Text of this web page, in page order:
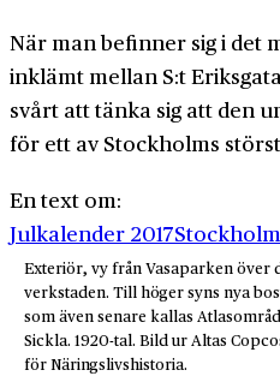
När man befinner sig i det
inklämt mellan S:t
svårt att tänka sig att den
för ett av Stockholms
En text om:
Julkalender 2017
Exteriör, vy från Vasaparken över
verkstaden. Till höger syns nya
som även senare kallas
Sickla. 1920-tal. Bild ur Altas
för Näringslivshistoria.